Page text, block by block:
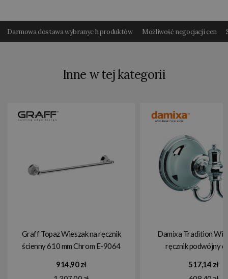
Darmowa dostawa wybranyc h produktów Możliwość negocjacji cen
Inne w tej kategorii
Graff Topaz Wieszak na ręcznik
ścienny 610 mm Chrom E-9064
914,90 zł
Damixa Tradition
ręcznik podwójny
517,14 zł